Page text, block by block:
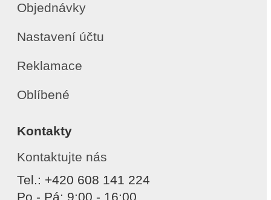
Objednávky
Nastavení účtu
Reklamace
Oblíbené
Kontakty
Kontaktujte nás
Tel.: +420 608 141 224
Po - Pá: 9:00 - 16:00